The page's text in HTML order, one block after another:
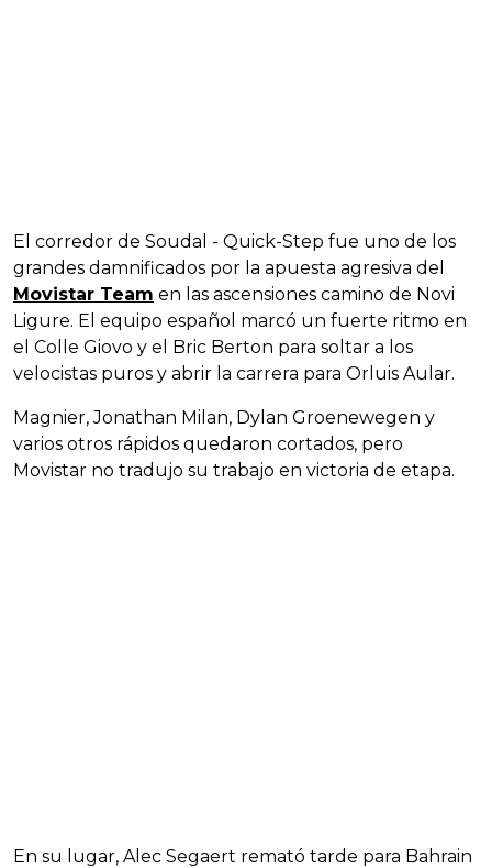
El corredor de Soudal - Quick-Step fue uno de los
grandes damnificados por la apuesta agresiva del
Movistar Team en las ascensiones camino de Novi
Ligure. El equipo español marcó un fuerte ritmo en
el Colle Giovo y el Bric Berton para soltar a los
velocistas puros y abrir la carrera para Orluis Aular.
Magnier, Jonathan Milan, Dylan Groenewegen y
varios otros rápidos quedaron cortados, pero
Movistar no tradujo su trabajo en victoria de etapa.
En su lugar, Alec Segaert remató tarde para Bahrain